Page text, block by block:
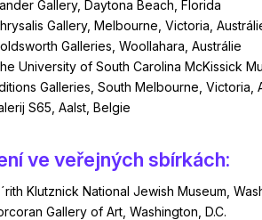
Gallery, Daytona Beach, Florida
Gallery, Melbourne, Victoria,
Galleries, Woollahara, Austrálie
University of South Carolina McKissick
Galleries, South Melbourne, Victoria,
S65, Aalst, Belgie
ve veřejných sbírkách:
Klutznick National Jewish Museum,
Gallery of Art, Washington, D.C.